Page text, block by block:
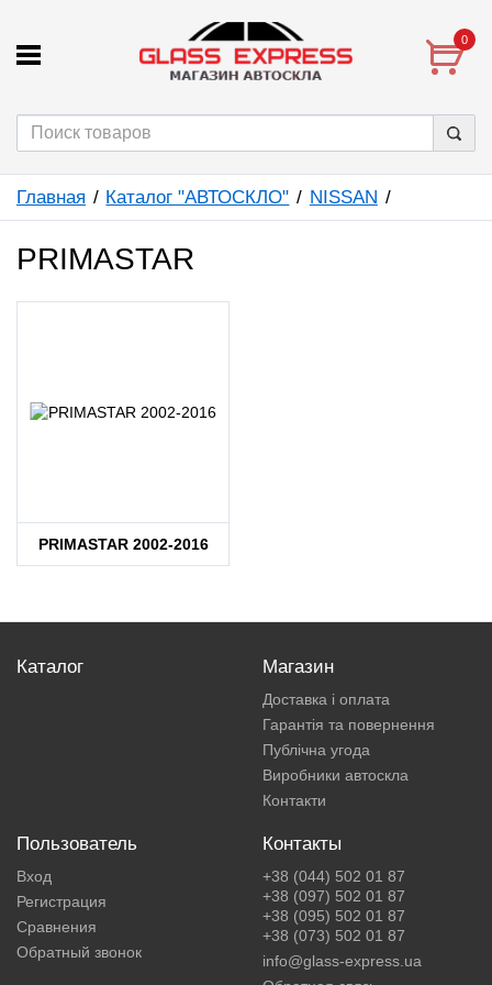
0
Главная Каталог "АВТОСКЛО" NISSAN
PRIMASTAR
PRIMASTAR 2002-2016
Каталог Магазин
Доставка і оплата
Гарантія та повернення
Публічна угода
Виробники автоскла
Контакти
Пользователь
Вход
Регистрация
Сравнения
Обратный звонок
Контакты
+38 (044) 502 01 87
+38 (097) 502 01 87
+38 (095) 502 01 87
+38 (073) 502 01 87
info@glass-express.ua